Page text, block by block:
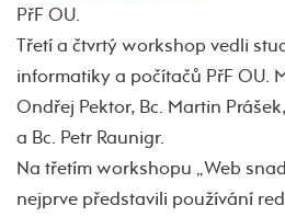
PřF OU.
Třetí a čtvrtý workshop vedli
informatiky a počítačů PřF OU.
Ondřej Pektor, Bc. Martin
a Bc. Petr Raunigr.
Na třetím workshopu „Web
nejprve představili používání